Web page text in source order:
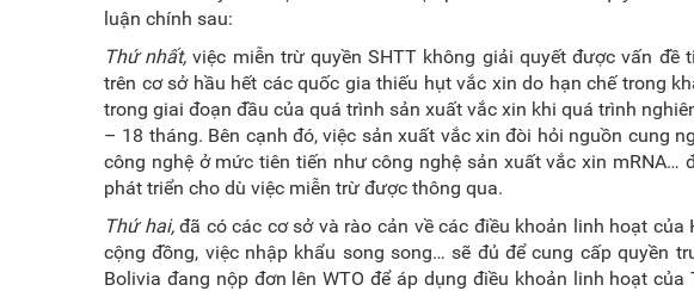
luận chính sau:
Thứ nhất, việc miễn trừ quyền SHTT không giải quyết được vấn
trên cơ sở hầu hết các quốc gia thiếu hụt vắc xin do hạn chế trong
trong giai đoạn đầu của quá trình sản xuất vắc xin khi quá trình
– 18 tháng. Bên cạnh đó, việc sản xuất vắc xin đòi hỏi nguồn cung
công nghệ ở mức tiên tiến như công nghệ sản xuất vắc xin
phát triển cho dù việc miễn trừ được thông qua.
Thứ hai,đã có các cơ sở và rào cản về các điều khoản linh hoạt
cộng đồng, việc nhập khẩu song song… sẽ đủ để cung cấp quyền
Bolivia đang nộp đơn lên WTO để áp dụng điều khoản linh hoạt